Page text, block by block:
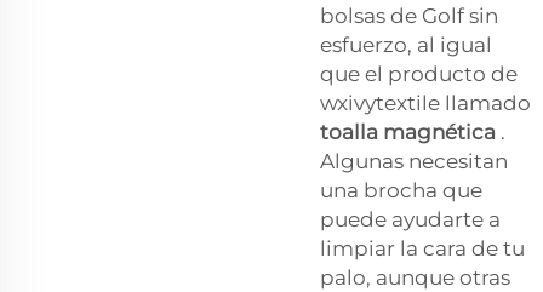
bolsas de Golf sin
esfuerzo, al igual
que el producto de
wxivytextile llamado
toalla magnética .
Algunas necesitan
una brocha que
puede ayudarte a
limpiar la cara de tu
palo, aunque otras